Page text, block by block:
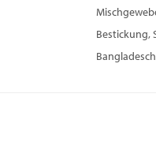
Bestickung,
Bangladesch